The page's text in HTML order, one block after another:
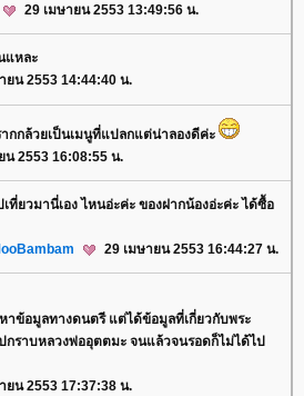
29 เมษายน 2553 13:49:56 น.
แหละ
ยน 2553 14:44:40 น.
กกล้วยเป็นเมนูที่แปลกแต่น่าลองดีค่ะ
น 2553 16:08:55 น.
ที่ยวมานี่เอง ไหนอ่ะค่ะ ของฝากน้องอ่ะค่ะ ได้ซื้อ
29 เมษายน 2553 16:44:27 น.
าข้อมูลทางดนตรี แต่ได้ข้อมูลที่เกี่ยวกับพระ
ปกราบหลวงพ่ออุตตมะ จนแล้วจนรอดก็ไม่ได้ไป
ยน 2553 17:37:38 น.